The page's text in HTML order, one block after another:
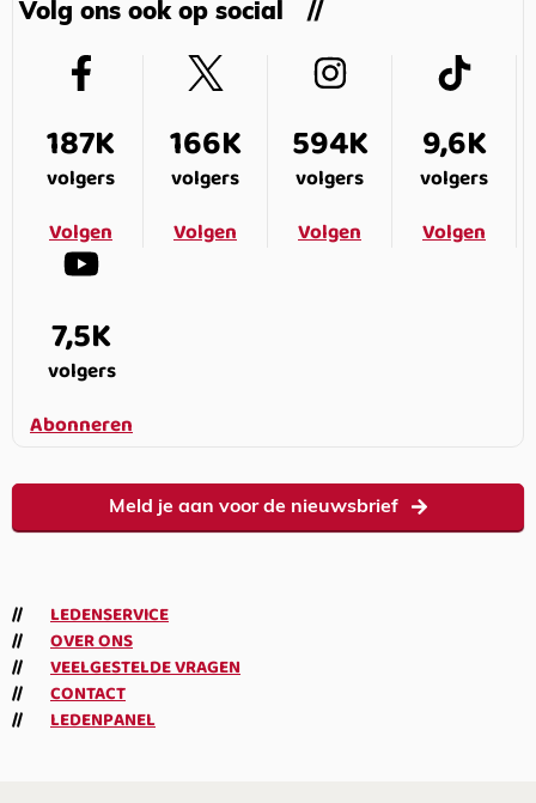
Volg ons ook op social
187K
volgers
Volgen
166K
volgers
Volgen
594K
volgers
Volgen
9,6K
volgers
Volgen
7,5K
volgers
Abonneren
Meld je aan voor de nieuwsbrief
LEDENSERVICE
OVER ONS
VEELGESTELDE VRAGEN
CONTACT
LEDENPANEL